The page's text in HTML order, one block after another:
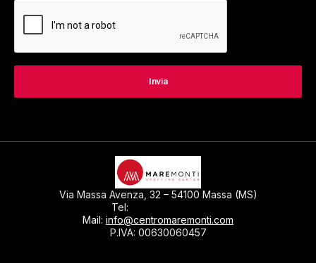
Via Massa Avenza, 32 – 54100 Massa (MS)
Tel:
Mail: info@centromaremonti.com
P.IVA: 00630060457